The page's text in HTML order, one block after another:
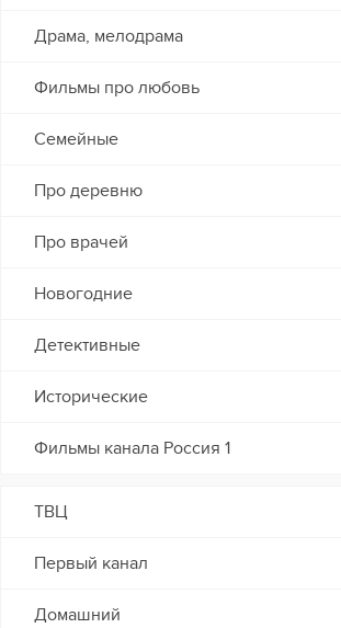
Драма, мелодрама
Фильмы про любовь
Семейные
Про деревню
Про врачей
Новогодние
Детективные
Исторические
Фильмы канала Россия 1
ТВЦ
Первый канал
Домашний